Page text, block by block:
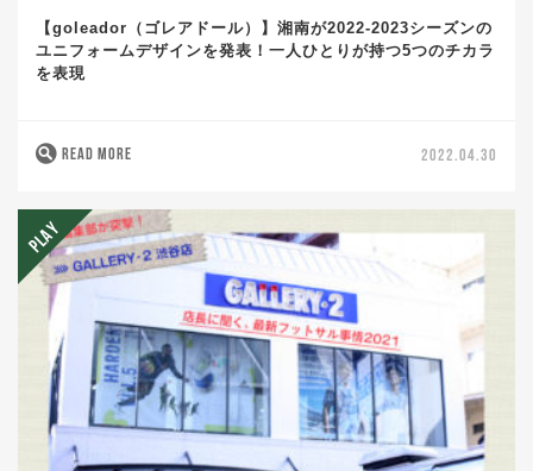
【goleador（ゴレアドール）】湘南が2022-2023シーズンの
ユニフォームデザインを発表！一人ひとりが持つ5つのチカラ
を表現
READ MORE 2022.04.30